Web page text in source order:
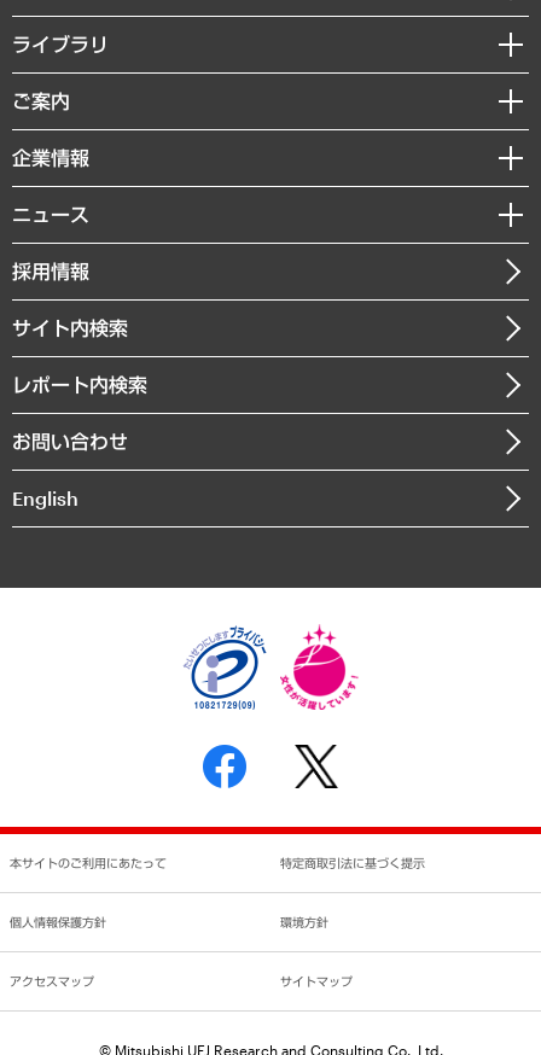
経営戦略
組織・人事戦略
デジタルイノベーション
共生・ダイバーシティ
GRC（ガバナンス・リスク・コンプライアンス）・防災（政策）
経済・産業・雇用・労働
まちづくり・観光・交通・スポーツ・スマートシティ
自然資源・農林水産業・食料システム
ライブラリ
経済調査
レポート
コラム
経営用語集
受託・受注実績（官公庁関連）
メディア掲載・出演
ご案内
セミナー・イベント情報
MUFGビジネスセミナー
受託案件情報
企業情報
私たちの想い
社長メッセージ
会社概要
沿革
組織図・本部部室紹介
インドネシア現地法人
個人情報保護方針
反社会的勢力に対する基本方針
書面による個人情報の開示等の請求の手続きについて
ニュース
ニュースリリース
お知らせ
採用情報
サイト内検索
レポート内検索
お問い合わせ
English
本サイトのご利用にあたって 特定商取引法に基づく提示
個人情報保護方針 環境方針
アクセスマップ サイトマップ
© Mitsubishi UFJ Research and Consulting Co., Ltd.